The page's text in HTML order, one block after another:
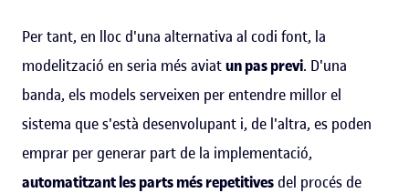
Per tant, en lloc d'una alternativa al codi font, la
modelització en seria més aviatun pas previ. D'una
banda, els models serveixen per entendre millor el
sistema que s'està desenvolupant i, de l'altra, es poden
emprar per generar part de la implementació,
automatitzant les parts més repetitives del procés de